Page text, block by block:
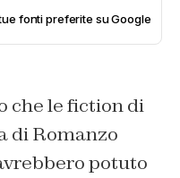
fonti preferite su Google
che le fiction di
di Romanzo
potuto